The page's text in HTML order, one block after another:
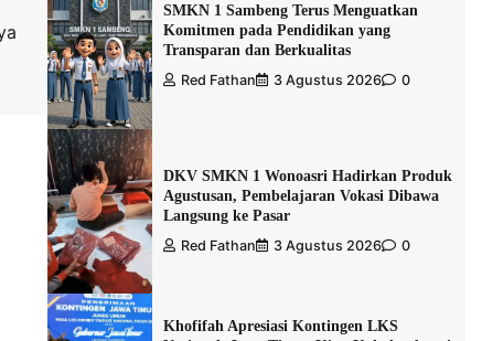
SMKN 1 Sambeng Terus Menguatkan
Komitmen pada Pendidikan yang
Transparan dan Berkualitas
Red Fathan 3 Agustus 2026 0
DKV SMKN 1 Wonoasri Hadirkan Produk
Agustusan, Pembelajaran Vokasi Dibawa
Langsung ke Pasar
Red Fathan 3 Agustus 2026 0
Khofifah Apresiasi Kontingen LKS